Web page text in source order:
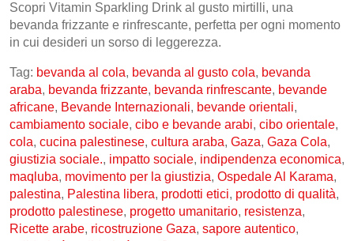
Scopri Vitamin Sparkling Drink al gusto mirtilli, una
bevanda frizzante e rinfrescante, perfetta per ogni momento
in cui desideri un sorso di leggerezza.
Tag: bevanda al cola, bevanda al gusto cola, bevanda
araba, bevanda frizzante, bevanda rinfrescante, bevande
africane, Bevande Internazionali, bevande orientali,
cambiamento sociale, cibo e bevande arabi, cibo orientale,
cola, cucina palestinese, cultura araba, Gaza, Gaza Cola,
giustizia sociale., impatto sociale, indipendenza economica,
maqluba, movimento per la giustizia, Ospedale Al Karama,
palestina, Palestina libera, prodotti etici, prodotto di qualità,
prodotto palestinese, progetto umanitario, resistenza,
Ricette arabe, ricostruzione Gaza, sapore autentico,